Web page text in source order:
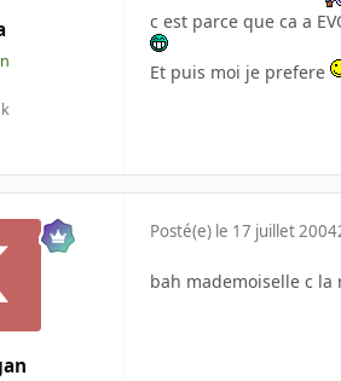
c est parce que ca a
Et puis moi je prefere
Posté(e) le 17 juillet 2004
bah mademoiselle c